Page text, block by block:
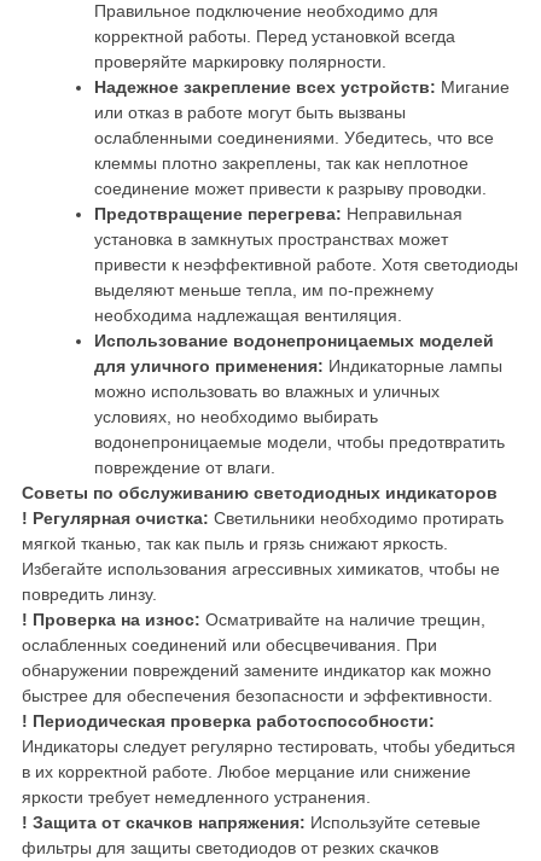
Правильное подключение необходимо для
корректной работы. Перед установкой всегда
проверяйте маркировку полярности.
Надежное закрепление всех устройств: Мигание
или отказ в работе могут быть вызваны
ослабленными соединениями. Убедитесь, что все
клеммы плотно закреплены, так как неплотное
соединение может привести к разрыву проводки.
Предотвращение перегрева: Неправильная
установка в замкнутых пространствах может
привести к неэффективной работе. Хотя светодиоды
выделяют меньше тепла, им по-прежнему
необходима надлежащая вентиляция.
Использование водонепроницаемых моделей
для уличного применения: Индикаторные лампы
можно использовать во влажных и уличных
условиях, но необходимо выбирать
водонепроницаемые модели, чтобы предотвратить
повреждение от влаги.
Советы по обслуживанию светодиодных индикаторов
! Регулярная очистка: Светильники необходимо протирать
мягкой тканью, так как пыль и грязь снижают яркость.
Избегайте использования агрессивных химикатов, чтобы не
повредить линзу.
! Проверка на износ: Осматривайте на наличие трещин,
ослабленных соединений или обесцвечивания. При
обнаружении повреждений замените индикатор как можно
быстрее для обеспечения безопасности и эффективности.
! Периодическая проверка работоспособности:
Индикаторы следует регулярно тестировать, чтобы убедиться
в их корректной работе. Любое мерцание или снижение
яркости требует немедленного устранения.
! Защита от скачков напряжения: Используйте сетевые
фильтры для защиты светодиодов от резких скачков